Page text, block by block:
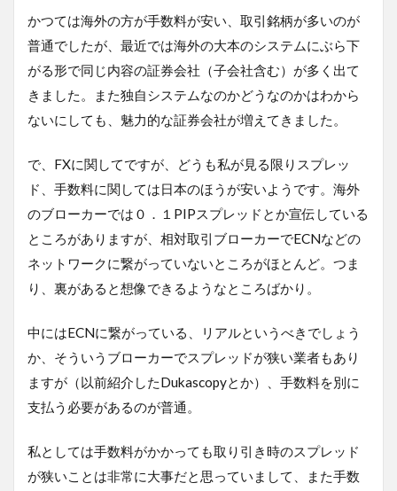
かつては海外の方が手数料が安い、取引銘柄が多いのが
普通でしたが、最近では海外の大本のシステムにぶら下
がる形で同じ内容の証券会社（子会社含む）が多く出て
きました。また独自システムなのかどうなのかはわから
ないにしても、魅力的な証券会社が増えてきました。
で、FXに関してですが、どうも私が見る限りスプレッ
ド、手数料に関しては日本のほうが安いようです。海外
のブローカーでは０．１PIPスプレッドとか宣伝している
ところがありますが、相対取引ブローカーでECNなどの
ネットワークに繋がっていないところがほとんど。つま
り、裏があると想像できるようなところばかり。
中にはECNに繋がっている、リアルというべきでしょう
か、そういうブローカーでスプレッドが狭い業者もあり
ますが（以前紹介したDukascopyとか）、手数料を別に
支払う必要があるのが普通。
私としては手数料がかかっても取り引き時のスプレッド
が狭いことは非常に大事だと思っていまして、また手数